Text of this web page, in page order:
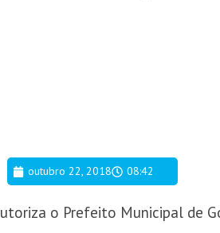
outubro 22, 2018 08:42
o Prefeito Municipal de